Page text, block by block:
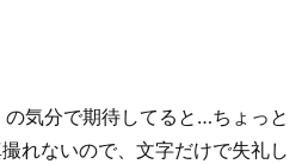
気分で期待してると…ちょっと
れないので、文字だけで失礼し